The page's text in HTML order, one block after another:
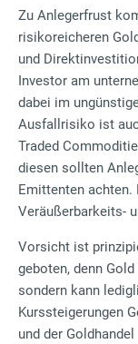
Zu Anlegerfrust
risikoreicheren
und
Investor am
dabei im
Ausfallrisiko ist
Traded
diesen sollten
Emittenten achten.
Veräußerbarkeits-
Vorsicht ist
geboten, denn
sondern kann
Kurssteigerungen
und der